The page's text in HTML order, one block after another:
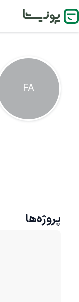
FA
پروژه‌ها